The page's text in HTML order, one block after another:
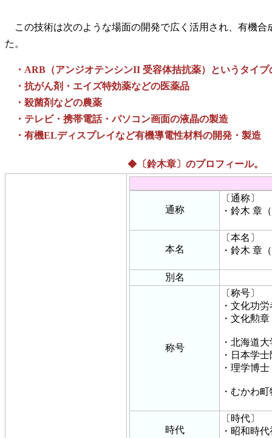
この技術は次のような場面の開発で広く活用され、有機合
た。
・ARB（アンジオテンシンII 受容体拮抗薬）というタイプ
・抗がん剤・エイズ特効薬などの医薬品
・殺菌剤などの農薬
・テレビ・携帯電話・パソコン画面の液晶の製造
・有機ELディスプレイなど有機導電性材料の開発・製造
◆ 〔鈴木章〕のプロフィール。
通称
〔通称〕
・鈴木 章
本名
〔本名〕
・鈴木 章
別名
称号
〔称号〕
・文化功労
・文化勲章
・北海道
・日本学
・理学博士
・むかわ
時代
〔時代〕
・昭和時